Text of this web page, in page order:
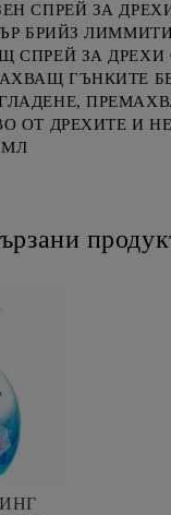
СПРЕЙ ЗА
БРИЙЗ
СПРЕЙ ЗА ДРЕХИ
ГЪНКИТЕ
ОТ ДРЕХИТЕ И
МЛ